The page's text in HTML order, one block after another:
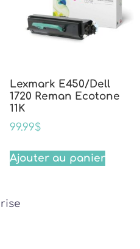
Lexmark E450/Dell
1720 Reman Ecotone
11K
99.99$
Ajouter au panier